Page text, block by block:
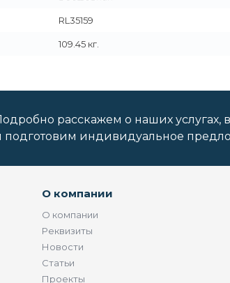
RL35159
109.45 кг.
расскажем о наших услугах,
подготовим индивидуальное
О компании
О компании
Реквизиты
Новости
Статьи
Проекты